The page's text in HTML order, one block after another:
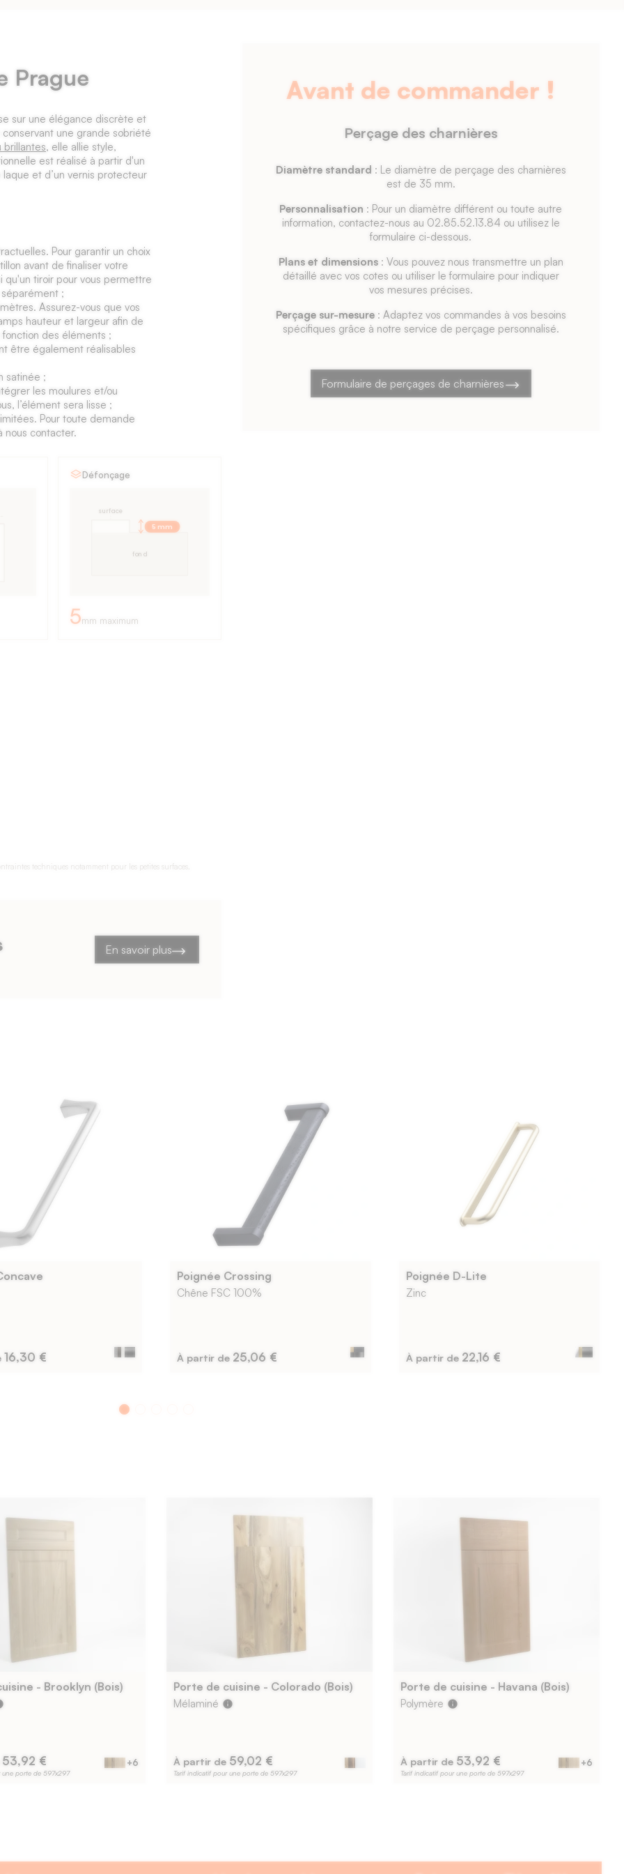
Prague
sur une élégance discrète et
une grande sobriété
brillantes, elle allie style,
est réalisé à partir d'un
et d’un vernis protecteur
Pour garantir un choix
avant de finaliser votre
tiroir pour vous permettre
;
Assurez-vous que vos
hauteur et largeur afin de
des éléments ;
être également réalisables
satinée ;
les moulures et/ou
l’élément sera lisse ;
Pour toute demande
nous contacter.
Défonçage
surface
5 mm
fond
5mm maximum
techniques notamment pour les petites surfaces.
En savoir plus
Avant de commander !
Perçage des charnières
Diamètre standard : Le diamètre de perçage des charnières
est de 35 mm.
Personnalisation : Pour un diamètre différent ou toute autre
information, contactez-nous au 02.85.52.13.84 ou utilisez le
formulaire ci-dessous.
Plans et dimensions: Vous pouvez nous transmettre un plan
détaillé avec vos cotes ou utiliser le formulaire pour indiquer
vos mesures précises.
Perçage sur-mesure: Adaptez vos commandes à vos besoins
spécifiques grâce à notre service de perçage personnalisé.
Formulaire de perçages de charnières
16,30 €
Poignée Crossing
Chêne FSC 100%
À partir de 25,06 €
Poignée D-Lite
Zinc
À partir de 22,16 €
- Brooklyn (Bois)
53,92 €
une porte de 597x297
+6
Porte de cuisine - Colorado (Bois)
Mélaminé info
À partir de 59,02 €
Tarif indicatif pour une porte de 597x297
Porte de cuisine - Havana (Bois)
Polymère info
À partir de 53,92 €
Tarif indicatif pour une porte de 597x297
+6